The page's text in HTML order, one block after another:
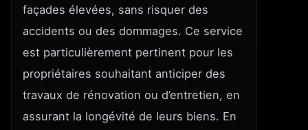
façades élevées, sans risquer des
accidents ou des dommages. Ce service
est particulièrement pertinent pour les
propriétaires souhaitant anticiper des
travaux de rénovation ou d’entretien, en
assurant la longévité de leurs biens. En